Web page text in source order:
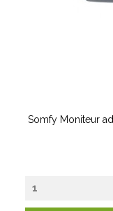
Somfy Moniteur